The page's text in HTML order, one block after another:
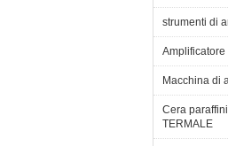
strumenti di
Macchina di
Cera
TERMALE